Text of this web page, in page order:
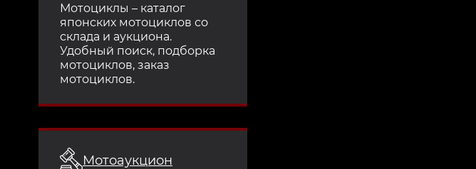
Мотоциклы – каталог
японских мотоциклов со
склада и аукциона.
Удобный поиск, подборка
мотоциклов, заказ
мотоциклов.
Мотоаукцион